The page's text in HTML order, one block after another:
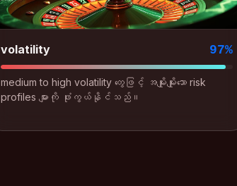
volatility 97%
medium to high volatility တွေဖြင့် အမျိုးမျိုးသော risk
profiles များကို ဖုံးကွယ်နိုင်သည်။